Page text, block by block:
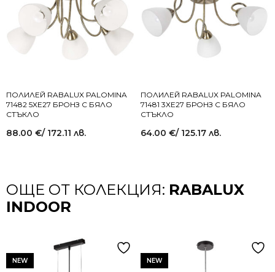
ПОЛИЛЕЙ RABALUX PALOMINA
71482 5XE27 БРОНЗ С БЯЛО
СТЪКЛО
88.00 €/ 172.11 лв.
ПОЛИЛЕЙ RABALUX PALOMINA
71481 3XE27 БРОНЗ С БЯЛО
СТЪКЛО
64.00 €/ 125.17 лв.
ОЩЕ ОТ КОЛЕКЦИЯ: RABALUX
INDOOR
NEW NEW